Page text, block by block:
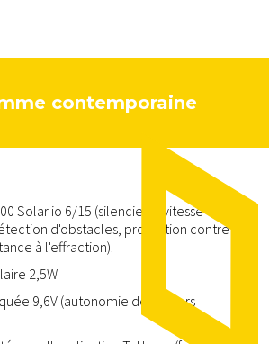
contemporaine
Solar io 6/15 (silencieux, vitesse
d'obstacles, protection contre
à l'effraction).
2,5W
9,6V (autonomie de 45 jours